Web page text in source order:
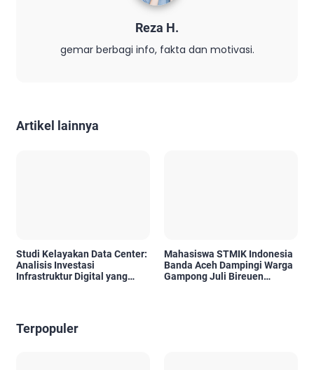
Reza H.
gemar berbagi info, fakta dan motivasi.
Artikel lainnya
Studi Kelayakan Data Center:
Analisis Investasi
Infrastruktur Digital yang
Mahasiswa STMIK Indonesia
Banda Aceh Dampingi Warga
Gampong Juli Bireuen
Terpopuler